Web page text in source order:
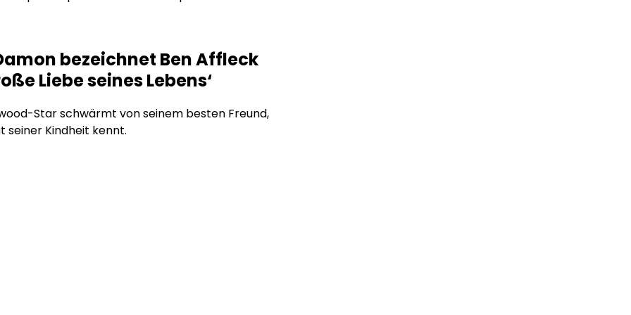
Samantha Morton, Zendaya und Charlize
Matt […] bezeichnet Ben Affleck
Liebe seines Lebens‘
Star schwärmt von seinem besten Freund,
seiner Kindheit kennt.